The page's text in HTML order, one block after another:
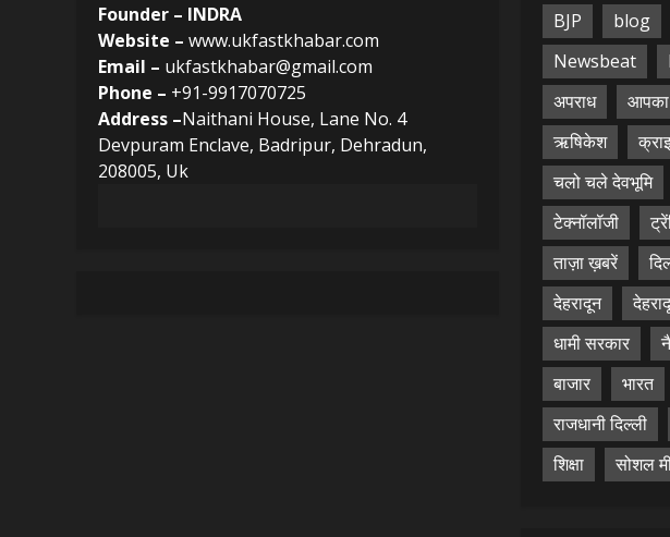
Founder – INDRA
Website – www.ukfastkhabar.com
Email – ukfastkhabar@gmail.com
Phone – +91-9917070725
Address –Naithani House, Lane No. 4
Devpuram Enclave, Badripur, Dehradun,
208005, Uk
BJP blog
Newsbeat
अपराध
ऋषिकेश
चलो चले देवभूमि
टेक्नॉलॉजी
ताज़ा ख़बरें
देहरादून
धामी सरकार
बाजार
भारत
राजधानी दिल्ली
शिक्षा
सोशल